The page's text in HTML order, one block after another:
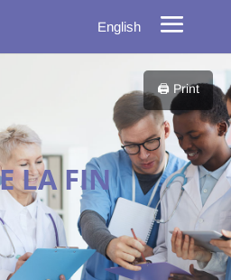
English
LA FIN
🖨️ Print